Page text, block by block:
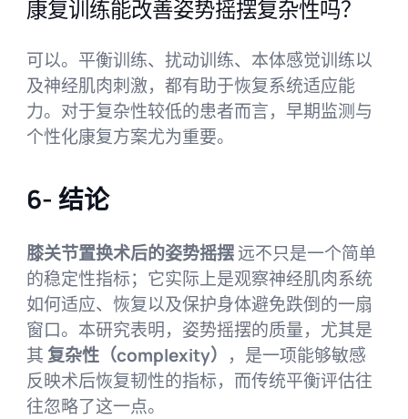
康复训练能改善姿势摇摆复杂性吗？
可以。平衡训练、扰动训练、本体感觉训练以
及神经肌肉刺激，都有助于恢复系统适应能
力。对于复杂性较低的患者而言，早期监测与
个性化康复方案尤为重要。
6- 结论
膝关节置换术后的姿势摇摆远不只是一个简单
的稳定性指标；它实际上是观察神经肌肉系统
如何适应、恢复以及保护身体避免跌倒的一扇
窗口。本研究表明，姿势摇摆的质量，尤其是
其复杂性（complexity） ，是一项能够敏感
反映术后恢复韧性的指标，而传统平衡评估往
往忽略了这一点。